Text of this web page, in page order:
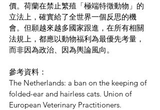
價。荷蘭在禁止繁殖「極端特徵動物」的
立法上，確實給了全世界一個反思的機
會。但願越來越多國家跟進，在所有相關
法規上，都應以動物福利為最優先考量，
而非因為政治、因為輿論風向。
參考資料：
The Netherlands: a ban on the keeping of
folded-ear and hairless cats. Union of
European Veterinary Practitioners.